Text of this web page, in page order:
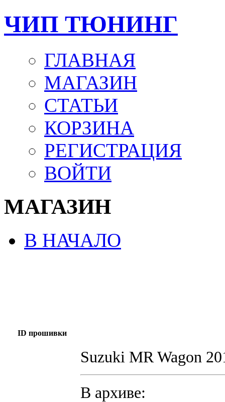
ЧИП ТЮНИНГ
ГЛАВНАЯ
МАГАЗИН
СТАТЬИ
КОРЗИНА
РЕГИСТРАЦИЯ
ВОЙТИ
МАГАЗИН
В НАЧАЛО
ID прошивки
Suzuki MR Wagon
В архиве: